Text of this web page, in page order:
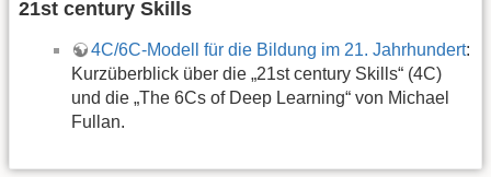
21st century Skills
4C/6C-Modell für die Bildung im 21. Jahrhundert:
Kurzüberblick über die „21st century Skills“ (4C)
und die „The 6Cs of Deep Learning“ von Michael
Fullan.